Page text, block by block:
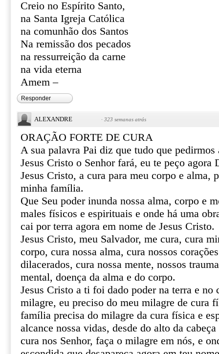
Creio no Espírito Santo,
na Santa Igreja Católica
na comunhão dos Santos
Na remissão dos pecados
na ressurreição da carne
na vida eterna
Amem –
Responder
ALEXANDRE · 323 semanas atrás
ORAÇÃO FORTE DE CURA
A sua palavra Pai diz que tudo que pedirmos
Jesus Cristo o Senhor fará, eu te peço agora
Jesus Cristo, a cura para meu corpo e alma,
minha família.
Que Seu poder inunda nossa alma, corpo e
males físicos e espirituais e onde há uma
cai por terra agora em nome de Jesus Cristo.
Jesus Cristo, meu Salvador, me cura, cura
corpo, cura nossa alma, cura nossos
dilacerados, cura nossa mente, nossos
mental, doença da alma e do corpo.
Jesus Cristo a ti foi dado poder na terra e no
milagre, eu preciso do meu milagre de cura
família precisa do milagre da cura física e
alcance nossa vidas, desde do alto da
cura nos Senhor, faça o milagre em nós, e